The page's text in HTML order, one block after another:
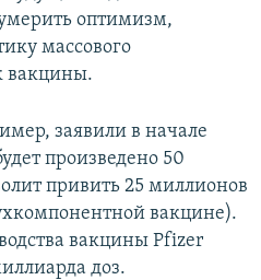
оптимизм,
массового
вакцины.
заявили в начале
произведено 50
привить 25 миллионов
вакцине).
вакцины Pfizer
доз.